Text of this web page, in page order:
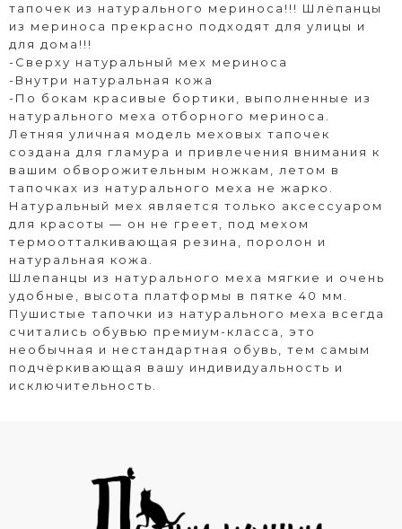
тапочек из натурального мериноса!!! Шлёпанцы
из мериноса прекрасно подходят для улицы и
для дома!!!
-Сверху натуральный мех мериноса
-Внутри натуральная кожа
-По бокам красивые бортики, выполненные из
натурального меха отборного мериноса.
Летняя уличная модель меховых тапочек
создана для гламура и привлечения внимания к
вашим обворожительным ножкам, летом в
тапочках из натурального меха не жарко.
Натуральный мех является только аксессуаром
для красоты — он не греет, под мехом
термоотталкивающая резина, поролон и
натуральная кожа.
Шлепанцы из натурального меха мягкие и очень
удобные, высота платформы в пятке 40 мм.
Пушистые тапочки из натурального меха всегда
считались обувью премиум-класса, это
необычная и нестандартная обувь, тем самым
подчёркивающая вашу индивидуальность и
исключительность.